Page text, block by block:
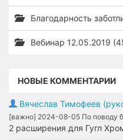
Благодарность
Вебинар 12.05.2019
НОВЫЕ КОММЕНТАРИИ
Вячеслав Тимофеев
[важно] 2024-08-05 По поводу
2 расширения для Гугл